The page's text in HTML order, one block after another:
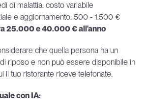
di malattia: costo variabile
e aggiornamento: 500 - 1.500 €
25.000 e 40.000 € all'anno
che quella persona ha un
riposo e non può essere disponibile in
il tuo ristorante riceve telefonate.
con IA: